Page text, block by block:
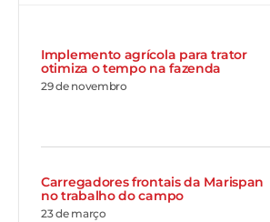
Implemento agrícola para trator
otimiza o tempo na fazenda
29 de novembro
Carregadores frontais da Marispan
no trabalho do campo
23 de março